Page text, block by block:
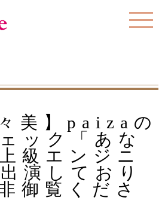
美】paizaの
ック「あな
級エンジニ
演しており
御覧くださ